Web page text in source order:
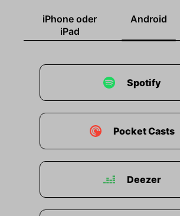
iPhone oder
iPad
Android
Spotify
Pocket Casts
Deezer